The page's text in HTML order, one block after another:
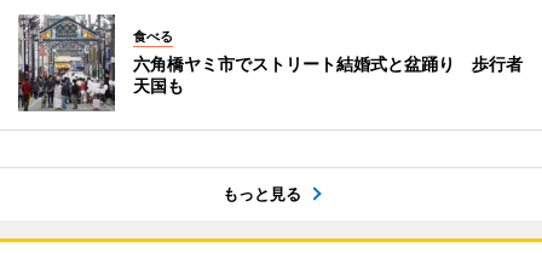
食べる
六角橋ヤミ市でストリート結婚式と盆踊り 歩行者
天国も
もっと見る